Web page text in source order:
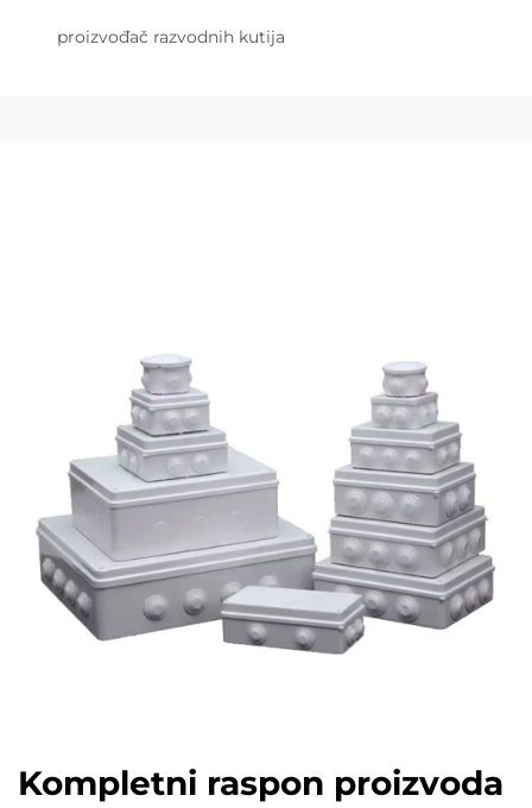
proizvođač razvodnih kutija
Kompletni raspon proizvoda